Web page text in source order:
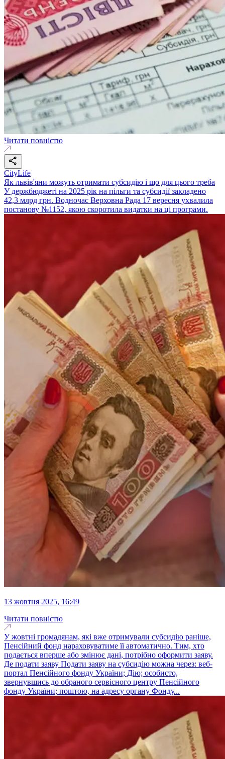
Читати повністю
CityLife
Як львів'яни можуть отримати субсидію і що для цього треба
У держбюджеті на 2025 рік на пільги та субсидії закладено
42,3 млрд грн. Водночас Верховна Рада 17 вересня ухвалила
постанову №1152, якою скоротила видатки на ці програми.
13 жовтня 2025, 16:49
Читати повністю
У жовтні громадянам, які вже отримували субсидію раніше,
Пенсійний фонд нараховуватиме її автоматично. Тим, хто
подається вперше або змінює дані, потрібно оформити заяву.
Де подати заяву Подати заяву на субсидію можна через: веб-
портал Пенсійного фонду України; Дію; особисто,
звернувшись до обраного сервісного центру Пенсійного
фонду України; поштою, на адресу органу Фонду...